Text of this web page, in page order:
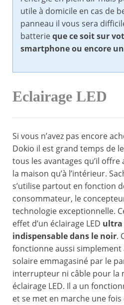
utile à domicile en cas de
panneau il vous sera
batterieque ce soit sur
smartphone ou encore
Eclairage LED
Si vous n’avez pas encore
Dokio il est grand temps de
tous les avantages qu’il offre
la maison qu’à l’intérieur.
s’utilise partout en fonction
consommateur, le
technologie exceptionnelle.
effet d’un éclairage LED ultra
indispensable dans le noir.
fonctionne aussi simplement
solaire emmagasiné par le
interrupteur ni câble pour la
éclairage LED. Il a un
et se met en marche une fois